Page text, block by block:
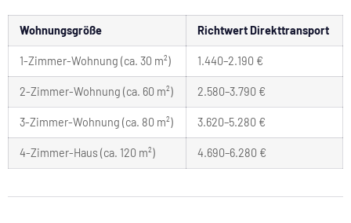
Wohnungsgröße Richtwert Direkttransport
1-Zimmer-Wohnung (ca. 30 m²) 1.440–2.190 €
2-Zimmer-Wohnung (ca. 60 m²) 2.580–3.790 €
3-Zimmer-Wohnung (ca. 80 m²) 3.620–5.280 €
4-Zimmer-Haus (ca. 120 m²) 4.690–6.280 €